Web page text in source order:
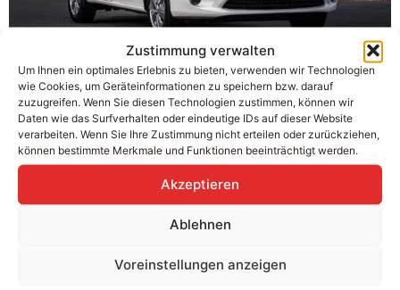
Zustimmung verwalten
Um Ihnen ein optimales Erlebnis zu bieten, verwenden wir Technologien
wie Cookies, um Geräteinformationen zu speichern bzw. darauf
zuzugreifen. Wenn Sie diesen Technologien zustimmen, können wir
Daten wie das Surfverhalten oder eindeutige IDs auf dieser Website
verarbeiten. Wenn Sie Ihre Zustimmung nicht erteilen oder zurückziehen,
können bestimmte Merkmale und Funktionen beeinträchtigt werden.
Akzeptieren
Ablehnen
Voreinstellungen anzeigen
Teutschtech ist ein Komplettanbieter im Bereich der E-Mobilität und
erneuerbaren Energien. Auf unserer Homepage findest du eine ausführliche
Übersicht über unsere Produkte und Dienstleistungen.